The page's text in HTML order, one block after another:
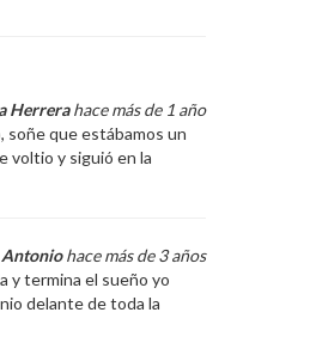
Herrerahace más de 1 año
soñe que estábamos un
voltio y siguió en la
Antoniohace más de 3 años
y termina el sueño yo
delante de toda la